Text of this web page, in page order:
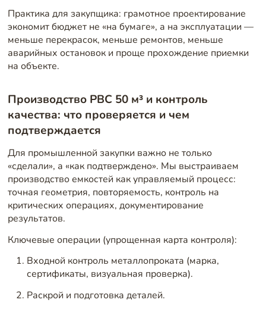
Практика для закупщика: грамотное проектирование
экономит бюджет не «на бумаге», а на эксплуатации —
меньше перекрасок, меньше ремонтов, меньше
аварийных остановок и проще прохождение приемки
на объекте.
Производство РВС 50 м³ и контроль
качества: что проверяется и чем
подтверждается
Для промышленной закупки важно не только
«сделали», а «как подтверждено». Мы выстраиваем
производство емкостей как управляемый процесс:
точная геометрия, повторяемость, контроль на
критических операциях, документирование
результатов.
Ключевые операции (упрощенная карта контроля):
Входной контроль металлопроката (марка,
сертификаты, визуальная проверка).
Раскрой и подготовка деталей.